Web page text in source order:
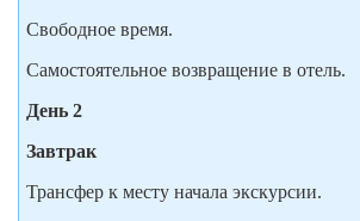
Свободное время.
Самостоятельное возвращение в отель.
День 2
Завтрак
Трансфер к месту начала экскурсии.